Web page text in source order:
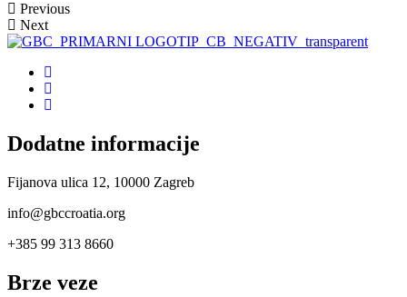
Previous
Next
Dodatne informacije
Fijanova ulica 12, 10000 Zagreb
info@gbccroatia.org
+385 99 313 8660
Brze veze